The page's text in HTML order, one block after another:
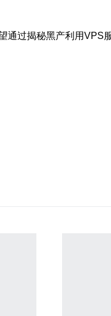
过揭秘黑产利用VPS